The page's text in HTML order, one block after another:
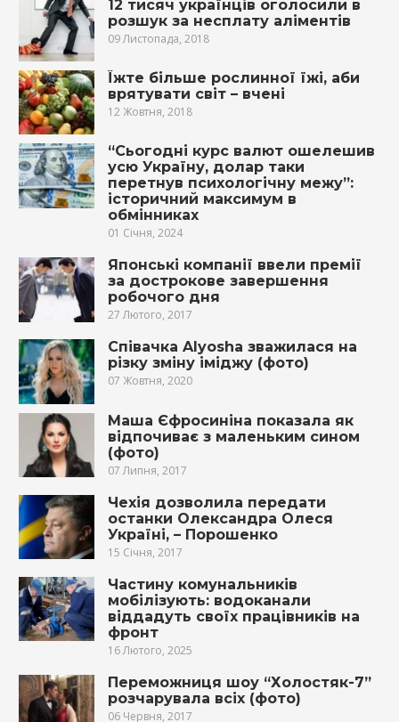
12 тисяч українців оголосили в
розшук за несплату аліментів
09 Листопада, 2018
Їжте більше рослинної їжі, аби
врятувати світ – вчені
12 Жовтня, 2018
“Сьогодні курс валют ошелешив
усю Україну, долар таки
перетнув психологічну межу”:
історичний максимум в
обмінниках
01 Січня, 2024
Японські компанії ввели премії
за дострокове завершення
робочого дня
27 Лютого, 2017
Співачка Alyosha зважилася на
різку зміну іміджу (фото)
07 Жовтня, 2020
Маша Єфросиніна показала як
відпочиває з маленьким сином
(фото)
07 Липня, 2017
Чехія дозволила передати
останки Олександра Олеся
Україні, – Порошенко
15 Січня, 2017
Частину комунальників
мобілізують: водоканали
віддадуть своїх працівників на
фронт
16 Лютого, 2025
Переможниця шоу “Холостяк-7”
розчарувала всіх (фото)
06 Червня, 2017